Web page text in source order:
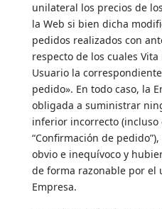
unilateral los precios de
la Web si bien dicha
pedidos realizados con
respecto de los cuales
Usuario la
pedido». En todo caso, la
obligada a suministrar
inferior incorrecto (incluso
“Confirmación de
obvio e inequívoco y
de forma razonable por el
Empresa.